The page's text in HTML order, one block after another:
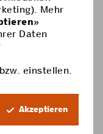
DE
Mehr
»
Daten
einstellen.
Akzeptieren